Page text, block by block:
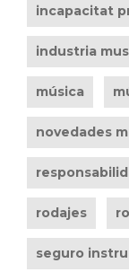
incapacitat
industria
música
novedades
rodajes
seguro